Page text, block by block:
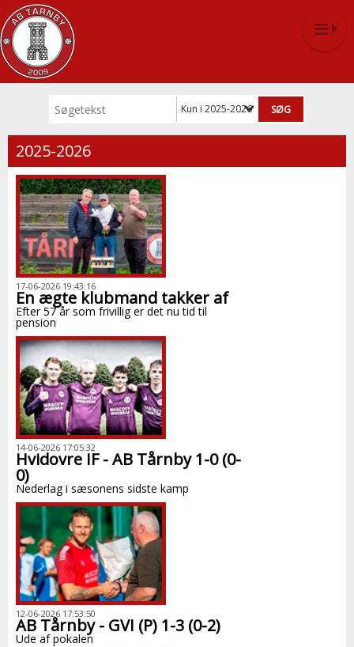
Kun i 2025-2026
2025-2026
17-06-2026 19:43:16
En ægte klubmand takker af
Efter 57 år som frivillig er det nu tid til
pension
14-06-2026 17:05:32
Hvidovre IF - AB Tårnby 1-0 (0-
0)
Nederlag i sæsonens sidste kamp
12-06-2026 17:53:50
AB Tårnby - GVI (P) 1-3 (0-2)
Ude af pokalen